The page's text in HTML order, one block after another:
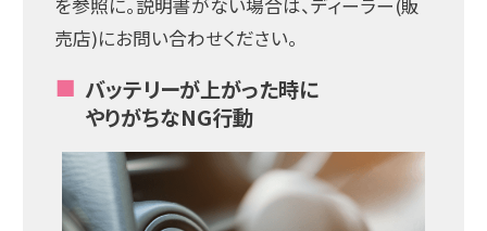
を参照に。説明書がない場合は、ディーラー(販
売店)にお問い合わせください。
バッテリーが上がった時に
やりがちなNG行動